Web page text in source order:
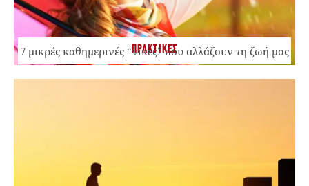
ΠΡΑΚΤΙΚΕΣ
7 μικρές καθημερινές “νίκες” που αλλάζουν τη ζωή μας